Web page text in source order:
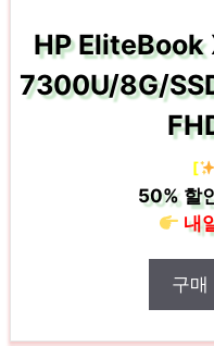
HP
7300U/8G/
[
50%할
내
구매